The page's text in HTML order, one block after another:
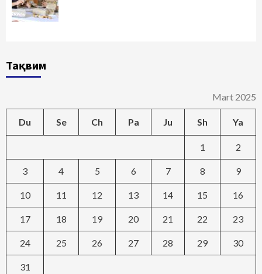
Тақвим
Mart 2025
Du Se Ch Pa Ju Sh Ya
1 2
3 4 5 6 7 8 9
10 11 12 13 14 15 16
17 18 19 20 21 22 23
24 25 26 27 28 29 30
31